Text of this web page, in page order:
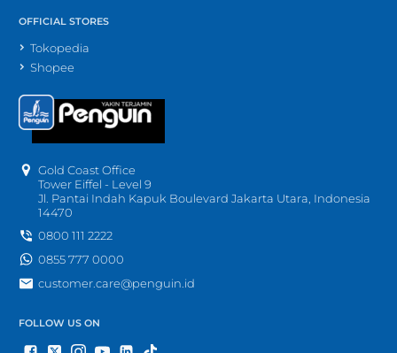
OFFICIAL STORES
Tokopedia
Shopee
Gold Coast Office
Tower Eiffel - Level 9
Jl. Pantai Indah Kapuk Boulevard Jakarta Utara, Indonesia
14470
0800 111 2222
0855 777 0000
customer.care@penguin.id
FOLLOW US ON